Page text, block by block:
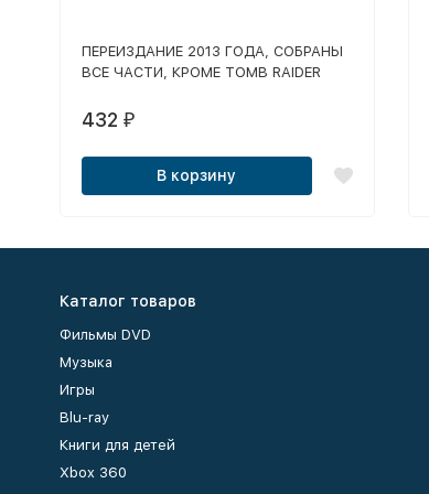
ПЕРЕИЗДАНИЕ 2013 ГОДА, СОБРАНЫ
ВСЕ ЧАСТИ, КРОМЕ TOMB RAIDER
432 ₽
В корзину
Каталог товаров
Фильмы DVD
Музыка
Игры
Blu-ray
Книги для детей
Xbox 360